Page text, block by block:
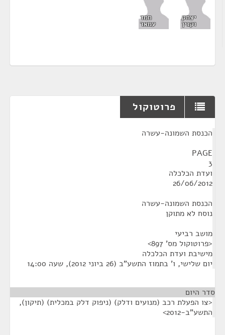
יצחק
וקנין
חמד
עמאר
פרוטוקול
הכנסת השמונה-עשרה
PAGE
3
ועדת הכלכלה
26/06/2012
הכנסת השמונה-עשרה
נוסח לא מתוקן
מושב רביעי
<פרוטוקול מס' 897>
מישיבת ועדת הכלכלה
יום שלישי, ו' בתמוז התשע"ב (26 ביוני 2012), שעה 14:00
סדר היום
<צו הפעלת רכב (מנועים ודלק) (ניפוק דלק במכלית) (תיקון),
התשע"ב-2012>